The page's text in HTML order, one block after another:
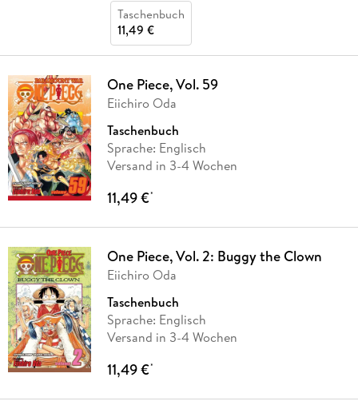
Taschenbuch
11,49 €
One Piece, Vol. 59
Eiichiro Oda
Taschenbuch
Sprache: Englisch
Versand in 3-4 Wochen
11,49 €*
One Piece, Vol. 2: Buggy the Clown
Eiichiro Oda
Taschenbuch
Sprache: Englisch
Versand in 3-4 Wochen
11,49 €*